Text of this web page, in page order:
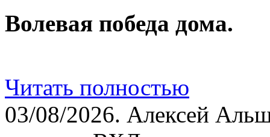
Волевая победа дома.
Читать полностью
03/08/2026. Алексей